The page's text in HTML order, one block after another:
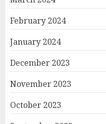
February 2024
January 2024
December 2023
November 2023
October 2023